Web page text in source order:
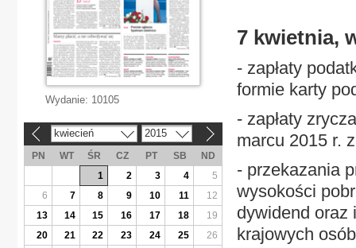
7 kwietnia,
- zapłaty
formie karty
- zapłaty
marcu 2015 r.
- przekazania
wysokości
dywidend oraz
krajowych
Wydanie: 10105
kwiecień 2015
PN WT ŚR CZ PT SB
ND
1
2 3 4
5
6
7 8 9 10 11
12
13
14 15 16 17 18
19
20
21 22 23 24 25
26